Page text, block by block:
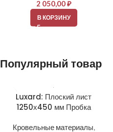
2 050,00₽
В КОРЗИНУ
Популярный товар
Luxard: Плоский лист
1250х450 мм Пробка
Кровельные материалы,